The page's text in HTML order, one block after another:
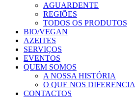
AGUARDENTE
REGIÕES
TODOS OS PRODUTOS
BIO/VEGAN
AZEITES
SERVIÇOS
EVENTOS
QUEM SOMOS
A NOSSA HISTÓRIA
O QUE NOS DIFERENCIA
CONTACTOS